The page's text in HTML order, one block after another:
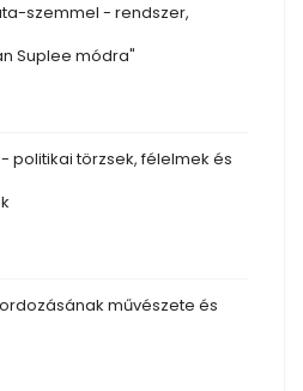
szemmel - rendszer,
Suplee módra"
politikai törzsek, félelmek és
művészete és